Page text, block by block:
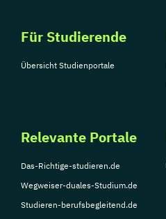
Für Studierende
Übersicht Studienportale
Relevante Portale
Das-Richtige-studieren.de
Wegweiser-duales-Studium.de
Studieren-berufsbegleitend.de